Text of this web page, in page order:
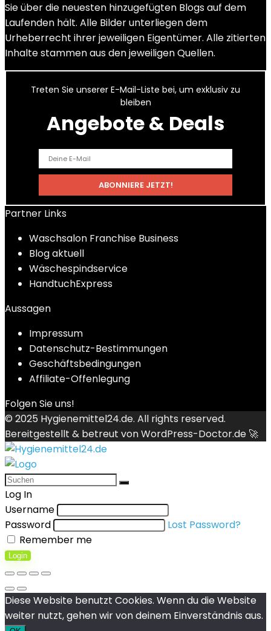
Sie über die neuesten hinzugefügten Blogs auf dem
Laufenden hält. Alle Bilder unterliegen dem
Urheberrecht ihrer jeweiligen Eigentümer. Alle zitierten
Inhalte stammen aus den jeweiligen Quellen.
Treten Sie unserer E-Mail-Liste bei, um exklusiv zu
bleiben
Angebote & Deals
Partner Links
Waschsalon Franchise Business
Blog aktuell
Wäschespindservice
HandtuchExpress
Aussagen
Impressum
Datenschutz-Bestimmungen
Geschäftsbedingungen
Affiliate-Offenlegung
Folgen Sie uns!
© 2025 Hygienemittel24.de. All rights reserved.
Bereitgestellt & betreut vonWordPress-Doctor.de 🚀
Log In
Username
Password
Lost Password?
Remember me
Login
Diese Website benutzt Cookies. Wenn du die Website
weiter nutzt, gehen wir von deinem Einverständnis aus.